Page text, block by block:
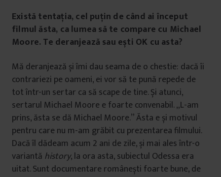
Există tentația, cel puțin de când ai început
filmul ăsta, ca lumea să te compare cu Michael
Moore. Te deranjează sau ești OK cu asta?
Mă deranjează și îmi dau seama de o chestie: dacă îi
contrariezi pe oameni, ei vor să te pună repede de
tot într-un sertar ca să scape de tine. Și atunci,
sertarul Michael Moore e foarte convenabil. „L-am
prins, ăsta se dă Michael Moore.” Ăsta e și motivul
pentru care nu m-am grăbit cu prezentarea filmului.
Dacă îl dădeam acum 2 ani de zile, și mai ales într-o
variantă history, la ora asta, subiectul Odessa era
uitat. Sunt documentare românești foarte bune, de